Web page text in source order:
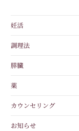
妊活
調理法
膵臓
薬
カウンセリング
お知らせ